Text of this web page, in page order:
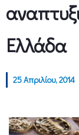
Ελλάδα
25 Απριλίου, 2014